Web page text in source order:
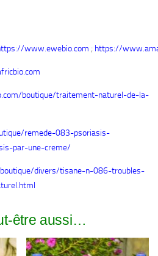
www.ewebio.com ; https://
boutique/traitement-naturel-de-la-
remede-083-psoriasis-
par-une-creme/
divers/tisane-n-086-troubles-
être aussi…